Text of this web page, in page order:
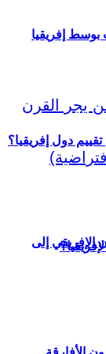
الإفريقي إلى
بوسط إفريقيا
دول إفريقيا؟